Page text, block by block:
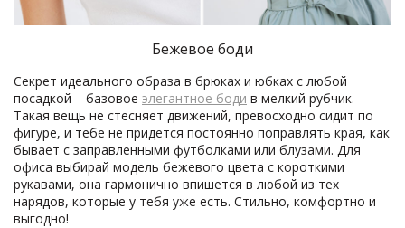
Бежевое боди
Секрет идеального образа в брюках и юбках с любой
посадкой – базовое элегантное боди в мелкий рубчик.
Такая вещь не стесняет движений, превосходно сидит по
фигуре, и тебе не придется постоянно поправлять края, как
бывает с заправленными футболками или блузами. Для
офиса выбирай модель бежевого цвета с короткими
рукавами, она гармонично впишется в любой из тех
нарядов, которые у тебя уже есть. Стильно, комфортно и
выгодно!